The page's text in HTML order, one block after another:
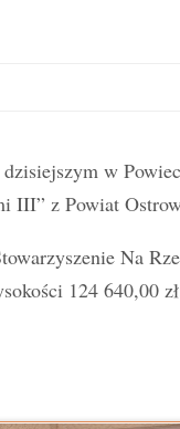
w
III” z Powiat
Na
124 640,00